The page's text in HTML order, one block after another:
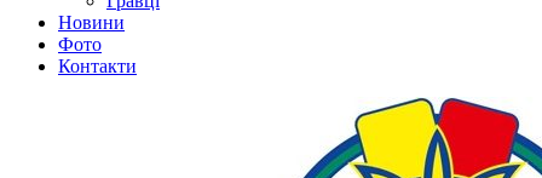
Новини
Фото
Контакти